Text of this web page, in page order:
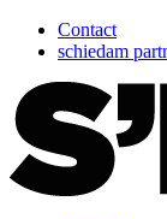
Contact
schiedam